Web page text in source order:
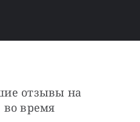
отзывы на
время